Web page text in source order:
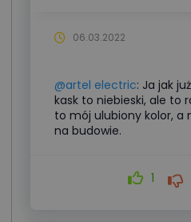
06.03.2022
@artel electric: Ja jak
kask to niebieski, ale to
to mój ulubiony kolor, a
na budowie.
1